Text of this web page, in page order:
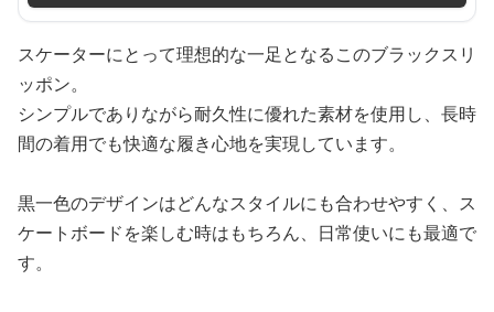
スケーターにとって理想的な一足となるこのブラックスリ
ッポン。
シンプルでありながら耐久性に優れた素材を使用し、長時
間の着用でも快適な履き心地を実現しています。
黒一色のデザインはどんなスタイルにも合わせやすく、ス
ケートボードを楽しむ時はもちろん、日常使いにも最適で
す。